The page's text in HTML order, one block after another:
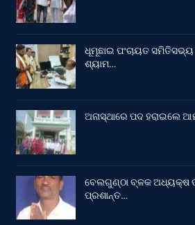
ଧୂମୂଛାଇ ପଂଚାୟତ ସମିତିସଭ୍ୟ
ଶ୍ୟାମ…
ଅନାସ୍ଥାରେ ପଦ ହରାଇଲେ
ବେଲଗୁଣ୍ଠା ବ୍ଳକ ଅଧ୍ୟକ୍ଷ
ପ୍ରଶାନ୍ତ…